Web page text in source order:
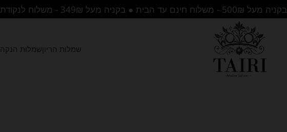
שמלות הריון שמלות הנקה
בקניה מעל 500₪ - משלוח חינם עד הבית ● בקניה מעל 349₪ - משלוח לנקודת איסוף בחינם